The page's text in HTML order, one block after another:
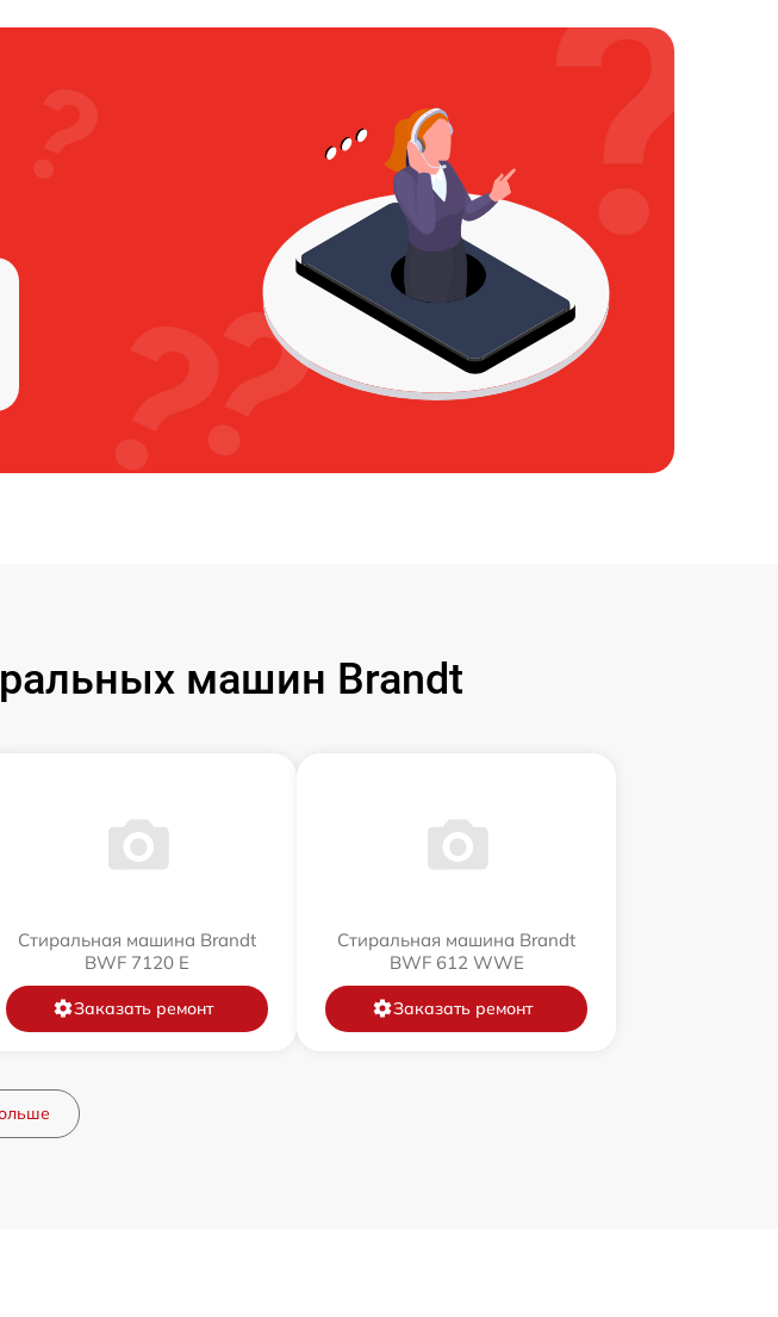
машин Brandt
Стиральная машина Brandt
BWF 7120 E
Заказать ремонт
Стиральная машина Brandt
BWF 612 WWE
Заказать ремонт